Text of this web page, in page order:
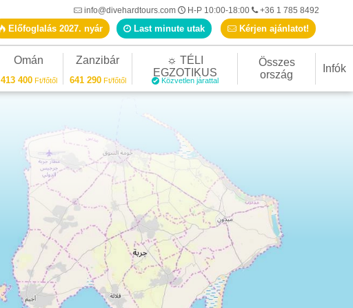
info@divehardtours.com H-P 10:00-18:00
+36 1 785 8492
Előfoglalás 2027. nyár Last minute utak Kérjen ajánlatot!
Omán
413 400Ft/főtől
Zanzibár
641 290Ft/főtől
☼ TÉLI
EGZOTIKUS
Közvetlen járattal
Összes
ország
Infók